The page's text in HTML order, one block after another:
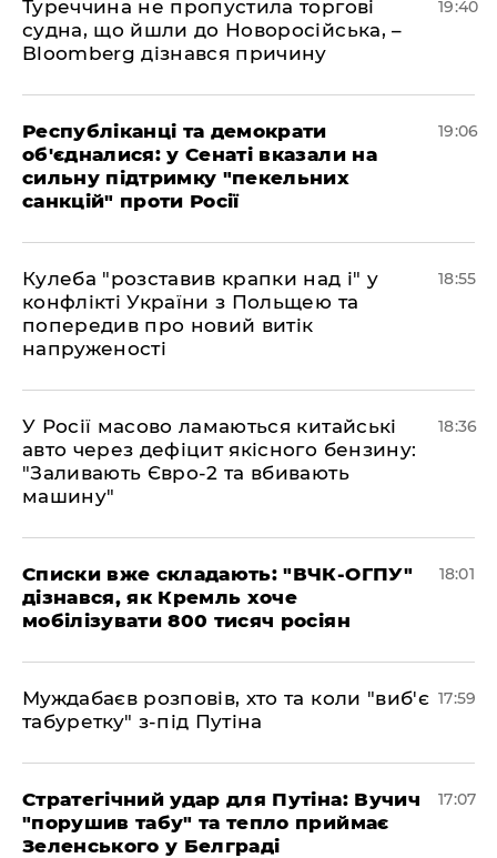
Туреччина не пропустила торгові
судна, що йшли до Новоросійська, –
Bloomberg дізнався причину
19:40
Республіканці та демократи
об'єдналися: у Сенаті вказали на
сильну підтримку "пекельних
санкцій" проти Росії
19:06
Кулеба "розставив крапки над і" у
конфлікті України з Польщею та
попередив про новий витік
напруженості
18:55
У Росії масово ламаються китайські
авто через дефіцит якісного бензину:
"Заливають Євро-2 та вбивають
машину"
18:36
Списки вже складають: "ВЧК-ОГПУ"
дізнався, як Кремль хоче
мобілізувати 800 тисяч росіян
18:01
Муждабаєв розповів, хто та коли "виб'є
табуретку" з-під Путіна
17:59
Стратегічний удар для Путіна: Вучич
"порушив табу" та тепло приймає
Зеленського у Белграді
17:07